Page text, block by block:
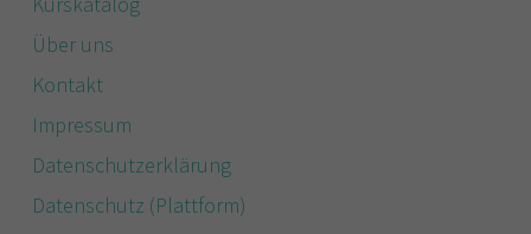
Über uns
Kontakt
Impressum
Datenschutzerklärung
Datenschutz (Plattform)